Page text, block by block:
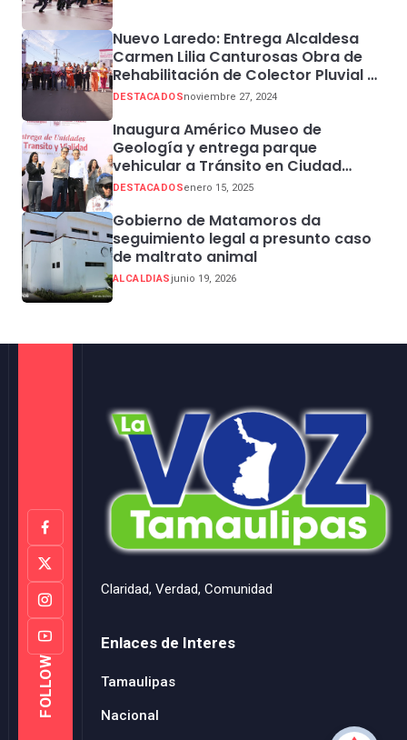
Nuevo Laredo: Entrega Alcaldesa
Carmen Lilia Canturosas Obra de
Rehabilitación de Colector Pluvial en
Sector Centro
DESTACADOSnoviembre 27, 2024
Inaugura Américo Museo de
Geología y entrega parque
vehicular a Tránsito en Ciudad
Madero
DESTACADOSenero 15, 2025
Gobierno de Matamoros da
seguimiento legal a presunto caso
de maltrato animal
ALCALDIASjunio 19, 2026
FOLLOW
Claridad, Verdad, Comunidad
Enlaces de Interes
Tamaulipas
Nacional